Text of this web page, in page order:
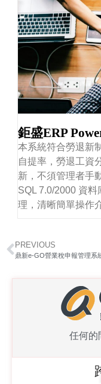
鉅盛ERP
本系統符合勞退新
自提率，勞退工資
新，不須管理者手
SQL 7.0/2000 資
理，清晰簡單操作
PREVIOUS
鼎新e-GO營業稅申報管理系
任何的